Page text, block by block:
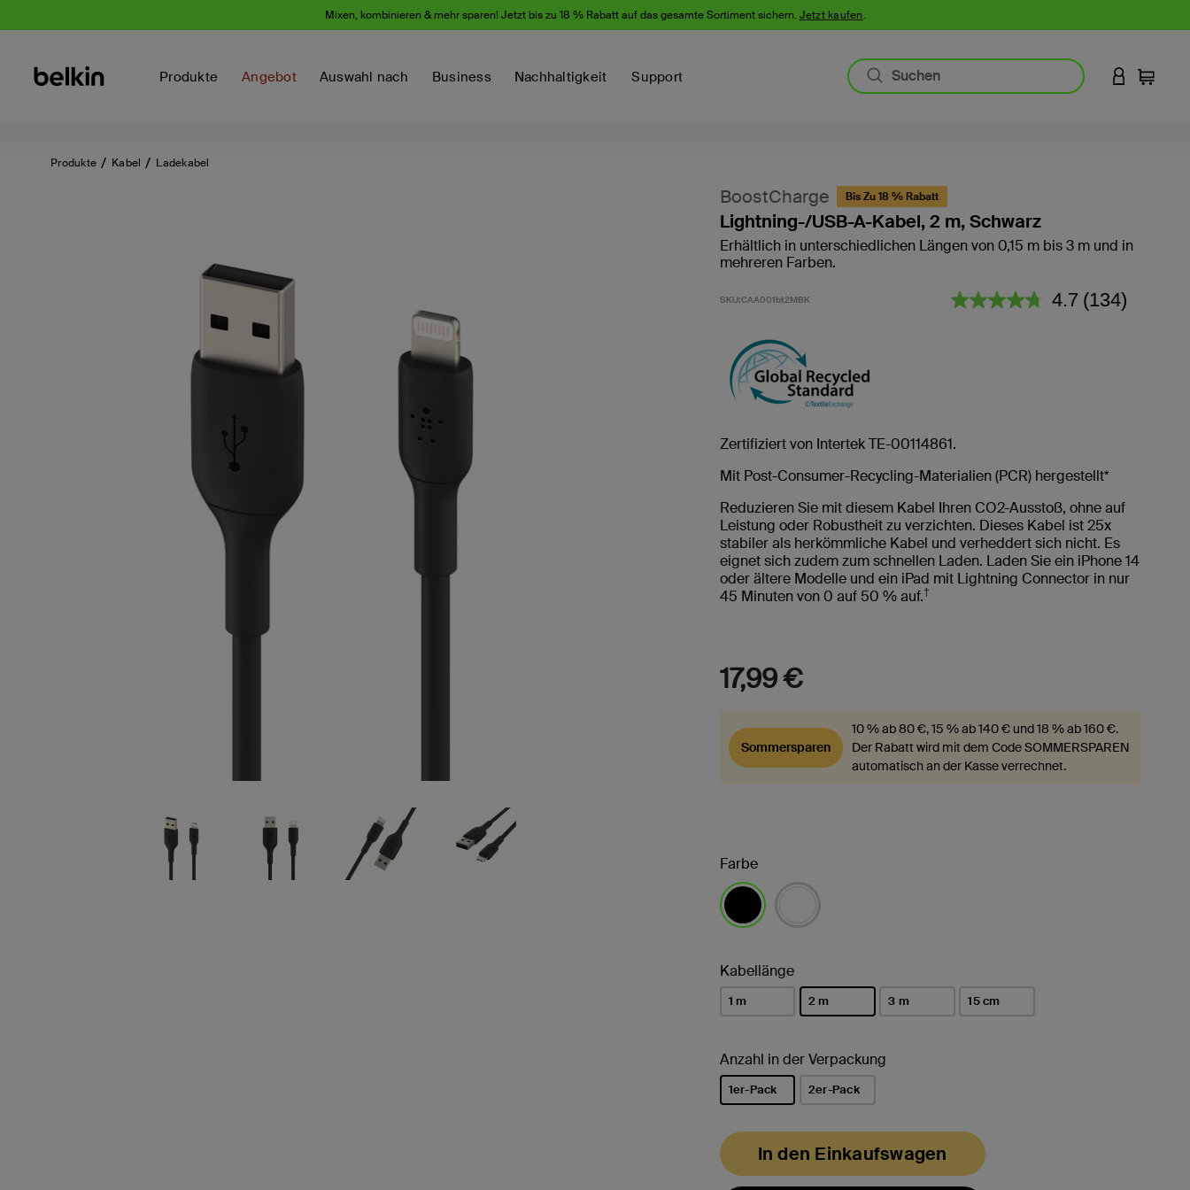
Mixen, kombinieren & mehr sparen! Jetzt bis zu 18 % Rabatt auf das gesamte Sortiment sichern. Jetzt kaufen.
Produkte Angebot Auswahl nach Business Nachhaltigkeit Support AN IHREM
Produkte Kabel Ladekabel
BoostCharge Bis Zu 18 % Rabatt
Lightning-/USB-A-Kabel, 2 m, Schwarz
Erhältlich in unterschiedlichen Längen von 0,15 m bis 3 m und in
mehreren Farben.
SKU:CAA001bt2MBK 5 von 5 Kundenrezension
4.7 134
(134)
Zertifiziert von Intertek TE-00114861.
Mit Post-Consumer-Recycling-Materialien (PCR) hergestellt*
Reduzieren Sie mit diesem Kabel Ihren CO2-Ausstoß, ohne auf
Leistung oder Robustheit zu verzichten. Dieses Kabel ist 25x
stabiler als herkömmliche Kabel und verheddert sich nicht. Es
eignet sich zudem zum schnellen Laden. Laden Sie ein iPhone 14
oder ältere Modelle und ein iPad mit Lightning Connector in nur
45 Minuten von 0 auf 50 % auf.†
17,99 €
Sommersparen
10 % ab 80 €, 15 % ab 140 € und 18 % ab 160 €.
Der Rabatt wird mit dem Code SOMMERSPAREN
automatisch an der Kasse verrechnet.
Farbe
Kabellänge
1 m 2 m 3 m 15 cm
Anzahl in der Verpackung
1er-Pack 2er-Pack
In den Einkaufswagen